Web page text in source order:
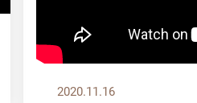
2020.11.16